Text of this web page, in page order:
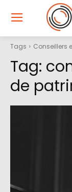
Tags Conseillers
Tag:
de